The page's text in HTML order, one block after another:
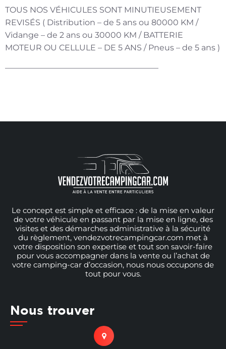
TOUS NOS VÉHICULES SONT MINUTIEUSEMENT
REVISÉS ( Distribution – de 5 ans ou 80000 KM /
Vidange – de 2 ans ou 30000 KM / BATTERIE
MOTEUR OU CELLULE – DE 5 ANS / Pneus – de 5 ans )
———————————————————
Le concept est simple et efficace : de la mise en valeur
de votre véhicule en passant par la mise en ligne, des
visites et des démarches administrative à la sécurité
du règlement, vendezvotrecampingcar.com met à
votre disposition son expertise et tout son savoir-faire
pour vous accompagner dans la vente ou l’achat de
votre camping-car d’occasion, nous nous occupons de
tout pour vous.
Nous trouver